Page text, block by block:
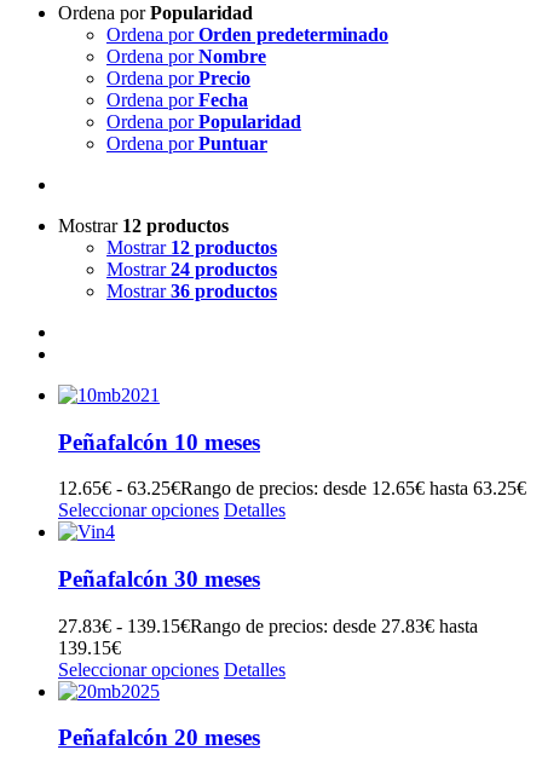
Ordena porPopularidad
Ordena porOrden predeterminado
Ordena porNombre
Ordena porPrecio
Ordena porFecha
Ordena porPopularidad
Ordena porPuntuar
Mostrar 12 productos
Mostrar 12 productos
Mostrar24 productos
Mostrar36 productos
Peñafalcón 10 meses
12.65€ - 63.25€Rango de precios: desde 12.65€ hasta 63.25€
Seleccionar opciones Detalles
Peñafalcón 30 meses
27.83€ - 139.15€Rango de precios: desde 27.83€ hasta
139.15€
Seleccionar opciones Detalles
Peñafalcón 20 meses